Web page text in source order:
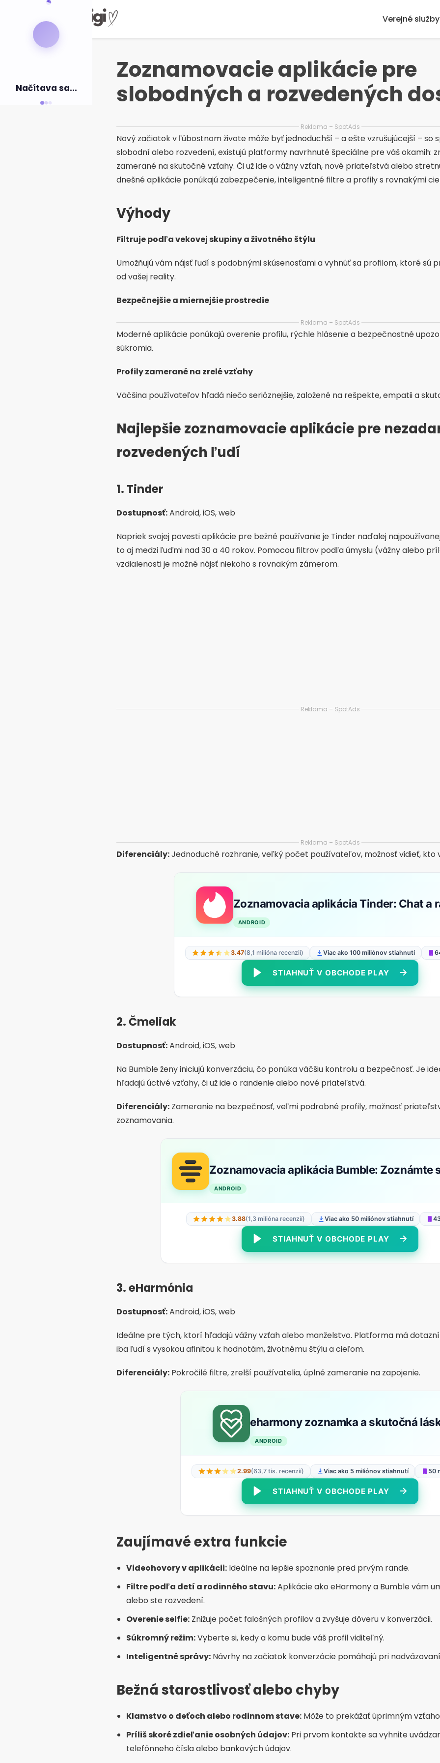
Načítava sa...
Verejné služby
Zoznamovacie aplikácie pre
slobodných a rozvedených
Reklama – SpotAds
Nový začiatok v ľúbostnom živote môže byť jednoduchší – a ešte vzrušujúcejší – so
slobodní alebo rozvedení, existujú platformy navrhnuté špeciálne pre váš okamih:
zamerané na skutočné vzťahy. Či už ide o vážny vzťah, nové priateľstvá alebo
dnešné aplikácie ponúkajú zabezpečenie, inteligentné filtre a profily s rovnakými
Výhody
Filtruje podľa vekovej skupiny a životného štýlu
Umožňujú vám nájsť ľudí s podobnými skúsenosťami a vyhnúť sa profilom, ktoré sú
od vašej reality.
Bezpečnejšie a miernejšie prostredie
Reklama – SpotAds
Moderné aplikácie ponúkajú overenie profilu, rýchle hlásenie a bezpečnostné
súkromia.
Profily zamerané na zrelé vzťahy
Väčšina používateľov hľadá niečo serióznejšie, založené na rešpekte, empatii a
Najlepšie zoznamovacie aplikácie pre
rozvedených ľudí
1. Tinder
Dostupnosť:Android, iOS, web
Napriek svojej povesti aplikácie pre bežné používanie je Tinder naďalej
to aj medzi ľuďmi nad 30 a 40 rokov. Pomocou filtrov podľa úmyslu (vážny alebo
vzdialenosti je možné nájsť niekoho s rovnakým zámerom.
(8,1 milióna recenzií) Viac ako 100 miliónov stiahnutí
Diferenciály: Zameranie na bezpečnosť, veľmi podrobné profily, možnosť
Zoznamovacia aplikácia Bumble: Zoznámte
(1,3 milióna recenzií) Viac ako 50 miliónov stiahnutí
STIAHNUŤ V OBCHODE PLAY
3. eHarmónia
Dostupnosť:Android, iOS, web
Ideálne pre tých, ktorí hľadajú vážny vzťah alebo manželstvo. Platforma má
iba ľudí s vysokou afinitou k hodnotám, životnému štýlu a cieľom.
Diferenciály:Pokročilé filtre, zrelší používatelia, úplné zameranie na zapojenie.
eharmony zoznamka a skutočná
2.99(63,7 tis. recenzií) Viac ako 5 miliónov stiahnutí 50
STIAHNUŤ V OBCHODE PLAY
Zaujímavé extra funkcie
Filtre podľa detí a rodinného stavu:Aplikácie ako eHarmony a Bumble vám
alebo ste rozvedení.
Overenie selfie:Znižuje počet falošných profilov a zvyšuje dôveru v konverzácii.
Vyberte si, kedy a komu bude váš profil viditeľný.
Návrhy na začiatok konverzácie pomáhajú pri
Bežná starostlivosť alebo chyby
Klamstvo o deťoch alebo rodinnom stave:Môže to prekážať úprimným
Príliš skoré zdieľanie osobných údajov:Pri prvom kontakte sa vyhnite
telefónneho čísla alebo bankových údajov.
Nízka trpezlivosť:Skutočné vzťahy si vyžadujú čas, kým sa vyvinú, a to aj v
Zaujímavé alternatívy
Skupiny na sociálnych sieťach:
ľudia môžu priateliť a chatovať.
Prezenčné podujatia:
Mnohé mestá ponúkajú stretnutia pre slobodných
rodičov so zameraním na bezstarostnú a úctivú interakciu.
Lokálne aplikácie:
Niektoré krajiny ponúkajú aplikácie špeciálne pre staršie
Často kladené otázky (FAQ)
Ktorá aplikácia je najlepšia na seriózne randenie po 40-tke?
eHarmony je ideálny pre tých, ktorí hľadajú vážny vzťah založený na emocionálnej